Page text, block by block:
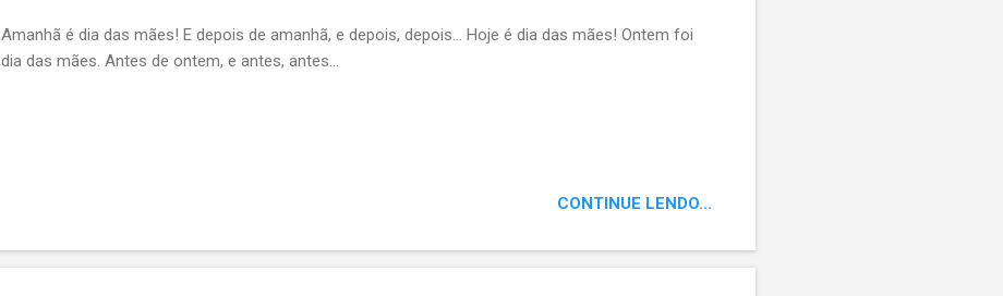
Amanhã é dia das mães! E depois de amanhã, e depois, depois... Hoje é dia das mães! Ontem foi
dia das mães. Antes de ontem, e antes, antes...
CONTINUE LENDO...